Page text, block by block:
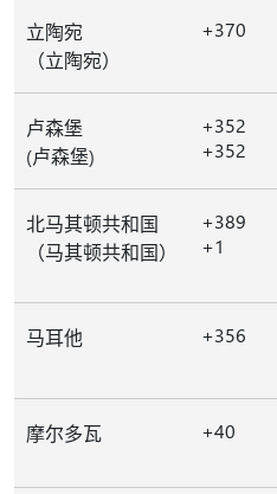
立陶宛
（立陶宛）
+370
卢森堡
(卢森堡)
+352
+352
北马其顿共和国
（马其顿共和国）
+389
+1
马耳他 +356
摩尔多瓦 +40